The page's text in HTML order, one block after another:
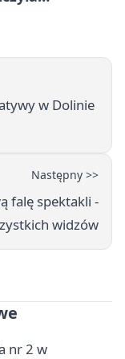
w Dolinie
Następny >>
falę spektakli -
widzów
nr 2 w